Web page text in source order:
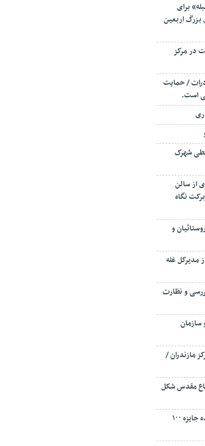
برای
بزرگ اربعین
دولت در مرکز
/ حمایت
است.
شهرک
از سالن
نگاه
و
مدیرکل غله
و نظارت
سازمان
مازندران /
مقدس شکل
۴۲ مشترک برق خوش مصرف مازندرانی برنده جایزه ۱۰۰